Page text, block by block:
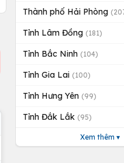
Thành phố Hải Phòng
Tỉnh Lâm Đồng (181)
Tỉnh Bắc Ninh (104)
Tỉnh Gia Lai (100)
Tỉnh Hưng Yên (99)
Tỉnh Đắk Lắk (95)
Xem thêm ▾